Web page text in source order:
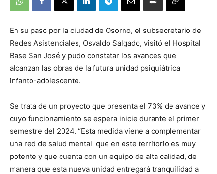
En su paso por la ciudad de Osorno, el subsecretario de
Redes Asistenciales, Osvaldo Salgado, visitó el Hospital
Base San José y pudo constatar los avances que
alcanzan las obras de la futura unidad psiquiátrica
infanto-adolescente.
Se trata de un proyecto que presenta el 73% de avance y
cuyo funcionamiento se espera inicie durante el primer
semestre del 2024. “Esta medida viene a complementar
una red de salud mental, que en este territorio es muy
potente y que cuenta con un equipo de alta calidad, de
manera que esta nueva unidad entregará tranquilidad a